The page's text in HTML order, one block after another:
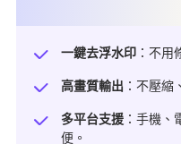
一鍵去浮水印 ：不用
高畫質輸出 ：不壓縮
多平台支援 ：手機
便。